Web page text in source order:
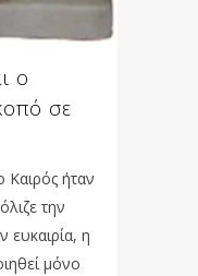
ο
σε
Καιρός ήταν
την
ευκαιρία, η
μόνο